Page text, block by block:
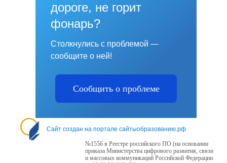
дороге, не горит
фонарь?
Столкнулись с проблемой —
сообщите о ней!
Сообщить о проблеме
Сайт создан на портале сайтыобразованию.рф
№1556 в Реестре российского ПО (на основании
приказа Министерства цифрового развития, связи
и массовых коммуникаций Российской Федерации